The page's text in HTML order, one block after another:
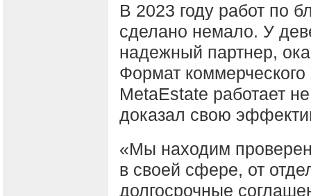
В 2023 году работ по
сделано немало. У
надежный партнер,
Формат коммерческого
MetaEstate работает
доказал свою
«Мы находим
в своей сфере, от
долгосрочные